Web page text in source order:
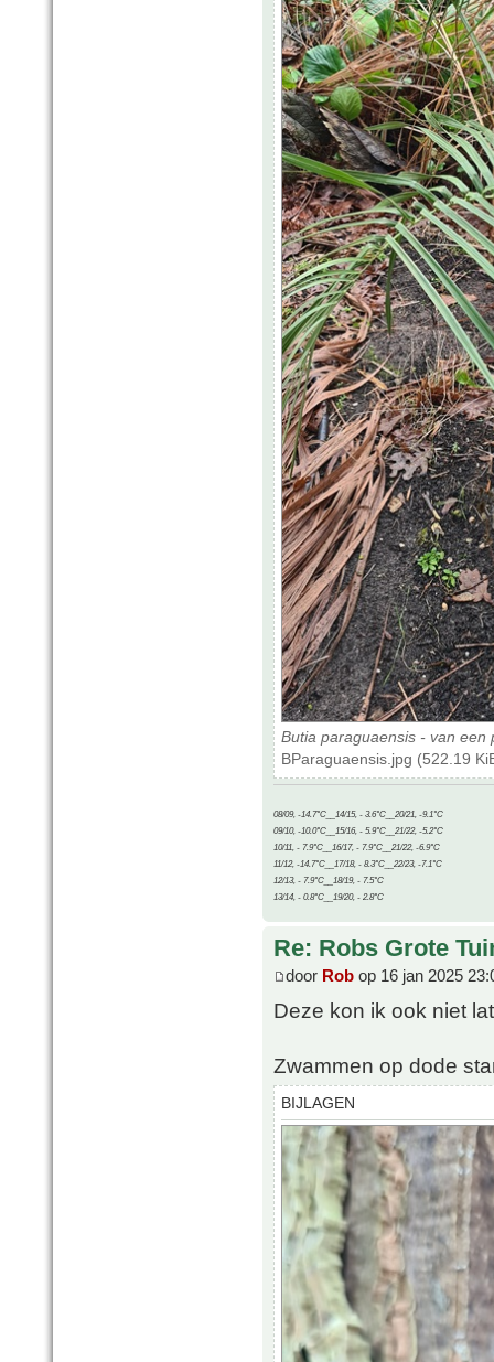
Butia paraguaensis - van een
BParaguaensis.jpg (522.19
08/09, -14.7°C__14/15, - 3.6°C__20/21, -9.1°C
09/10, -10.0°C__15/16, - 5.9°C__21/22, -5.2°C
10/11, - 7.9°C__16/17, - 7.9°C__21/22, -6.9°C
11/12, -14.7°C__17/18, - 8.3°C__22/23, -7.1°C
12/13, - 7.9°C__18/19, - 7.5°C
13/14, - 0.8°C__19/20, - 2.8°C
Re: Robs Grote
door Rob op 16 jan 2025
Deze kon ik ook niet
Zwammen op dode
BIJLAGEN